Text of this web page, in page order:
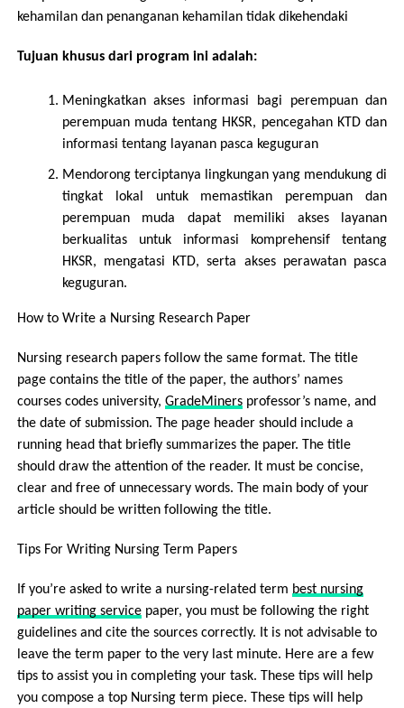
kehamilan dan penanganan kehamilan tidak dikehendaki
Tujuan khusus dari program ini adalah:
Meningkatkan akses informasi bagi perempuan dan
perempuan muda tentang HKSR, pencegahan KTD dan
informasi tentang layanan pasca keguguran
Mendorong terciptanya lingkungan yang mendukung di
tingkat lokal untuk memastikan perempuan dan
perempuan muda dapat memiliki akses layanan
berkualitas untuk informasi komprehensif tentang
HKSR, mengatasi KTD, serta akses perawatan pasca
keguguran.
How to Write a Nursing Research Paper
Nursing research papers follow the same format. The title
page contains the title of the paper, the authors’ names
courses codes university, GradeMinersprofessor’s name, and
the date of submission. The page header should include a
running head that briefly summarizes the paper. The title
should draw the attention of the reader. It must be concise,
clear and free of unnecessary words. The main body of your
article should be written following the title.
Tips For Writing Nursing Term Papers
If you’re asked to write a nursing-related term best nursing
paper writing servicepaper, you must be following the right
guidelines and cite the sources correctly. It is not advisable to
leave the term paper to the very last minute. Here are a few
tips to assist you in completing your task. These tips will help
you compose a top Nursing term piece. These tips will help